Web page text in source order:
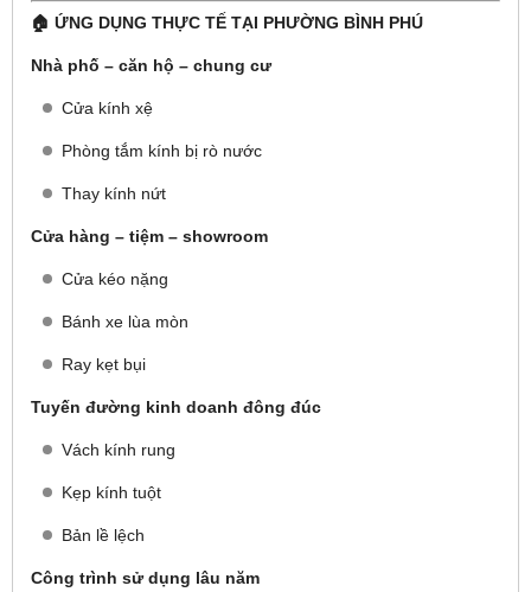
🏠 ỨNG DỤNG THỰC TẾ TẠI PHƯỜNG BÌNH PHÚ
Nhà phố – căn hộ – chung cư
Cửa kính xệ
Phòng tắm kính bị rò nước
Thay kính nứt
Cửa hàng – tiệm – showroom
Cửa kéo nặng
Bánh xe lùa mòn
Ray kẹt bụi
Tuyến đường kinh doanh đông đúc
Vách kính rung
Kẹp kính tuột
Bản lề lệch
Công trình sử dụng lâu năm